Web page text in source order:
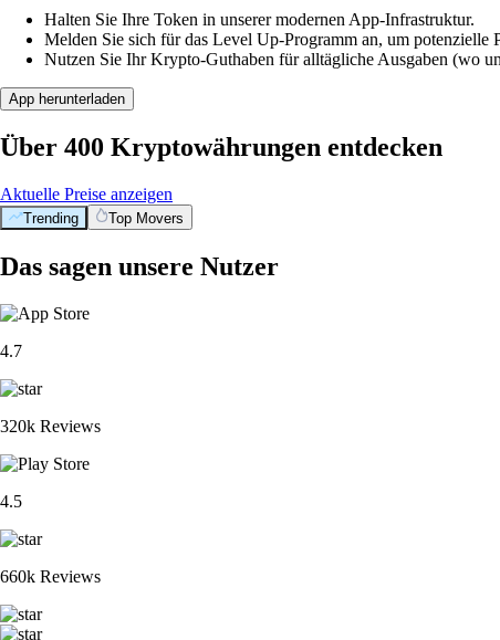
Halten Sie Ihre Token in unserer modernen App-Infrastruktur.
Melden Sie sich für das Level Up-Programm an, um potenzielle
Nutzen Sie Ihr Krypto-Guthaben für alltägliche Ausgaben (wo
App herunterladen
Über 400 Kryptowährungen entdecken
Aktuelle Preise anzeigen
Trending Top Movers
Das sagen unsere Nutzer
4.7
320k Reviews
4.5
660k Reviews